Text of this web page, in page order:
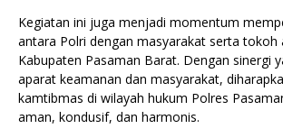
Kegiatan ini juga menjadi momentum
antara Polri dengan masyarakat serta tokoh
Kabupaten Pasaman Barat. Dengan sinergi
aparat keamanan dan masyarakat,
kamtibmas di wilayah hukum Polres
aman, kondusif, dan harmonis.